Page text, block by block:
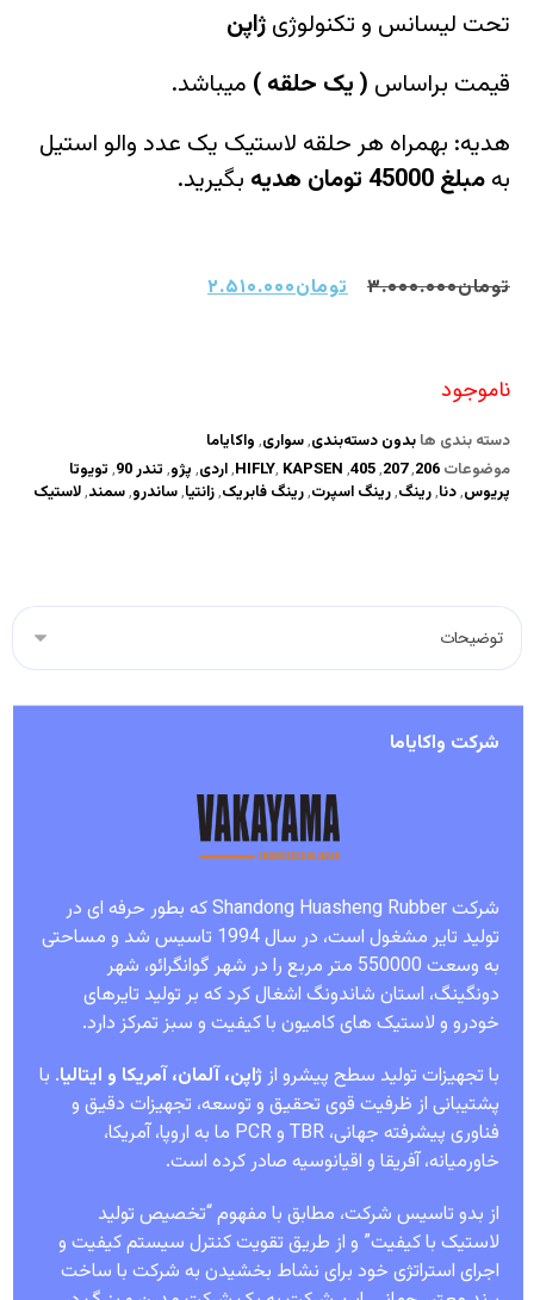
تحت لیسانس و تکنولوژیژاپن
قیمت براساس (یک حلقه) میباشد.
هدیه: بهمراه هر حلقه لاستیک یک عدد والو استیل
بهمبلغ 45000 تومان هدیه بگیرید.
تومان۳.۰۰۰.۰۰۰ تومان۲.۵۱۰.۰۰۰
ناموجود
دسته بندی ها بدون دسته‌بندی,سواری, واکایاما
موضوعات 206
,
207
,
405
,
HIFLY, KAPSEN
,اردی, پژو, تندر 90 , تویوتا
پریوس,دنا,رینگ,رینگ اسپرت,رینگ فابریک,زانتیا,ساندرو,سمند,لاستیک
شرکت واکایاما
شرکت Shandong Huasheng Rubber که بطور حرفه ای در
تولید تایر مشغول است، در سال 1994 تاسیس شد و مساحتی
به وسعت 550000 متر مربع را در شهر گوانگرائو، شهر
دونگینگ، استان شاندونگ اشغال کرد که بر تولید تایرهای
خودرو و لاستیک های کامیون با کیفیت و سبز تمرکز دارد.
با تجهیزات تولید سطح پیشرو ازژاپن، آلمان، آمریکا و ایتالیا. با
پشتیبانی از ظرفیت قوی تحقیق و توسعه، تجهیزات دقیق و
فناوری پیشرفته جهانی، TBR و PCR ما به اروپا، آمریکا،
خاورمیانه، آفریقا و اقیانوسیه صادر کرده است.
از بدو تاسیس شرکت، مطابق با مفهوم “تخصیص تولید
لاستیک با کیفیت” و از طریق تقویت کنترل سیستم کیفیت و
اجرای استراتژی خود برای نشاط بخشیدن به شرکت با ساخت